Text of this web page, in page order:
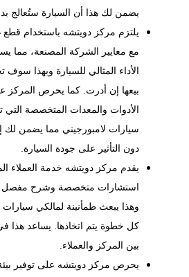
يضمن لك هذا أن السيارة ستُعالج
يلتزم مركز دويتشه باستخدام قطع
مع معايير الشركة المصنعة، مما
الأداء المثالي للسيارة وبهذا سوف
بيعها إن أدرت. كما يحرص المركز
الأدوات والمعدات المتخصصة التي
سيارات لامبورجيني مما يضمن
دون التأثير على جودة السيارة.
يقدم مركز دويتشه خدمة العملاء
استشارات متخصصة وشرح مفصل
كل خطوة يتم اتخاذها. يساعد هذا
بين المركز والعملاء.
يحرص مركز دويتشه على توفير